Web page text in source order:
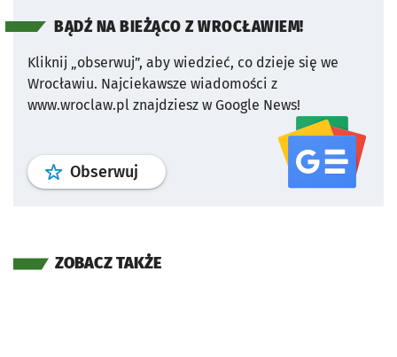
BĄDŹ NA BIEŻĄCO Z WROCŁAWIEM!
Kliknij „obserwuj”, aby wiedzieć, co dzieje się we
Wrocławiu. Najciekawsze wiadomości z
www.wroclaw.pl znajdziesz w Google News!
Obserwuj profil serwisu
ZOBACZ TAKŻE